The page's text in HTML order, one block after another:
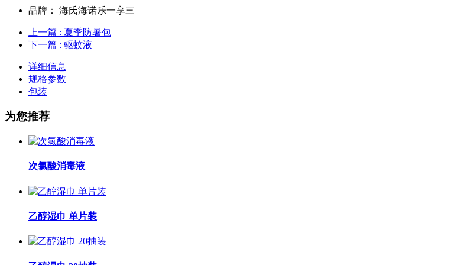
品牌： 海氏海诺乐一享三
上一篇 : 夏季防暑包
下一篇 : 驱蚊液
详细信息
规格参数
包装
为您推荐
次氯酸消毒液
乙醇湿巾 单片装